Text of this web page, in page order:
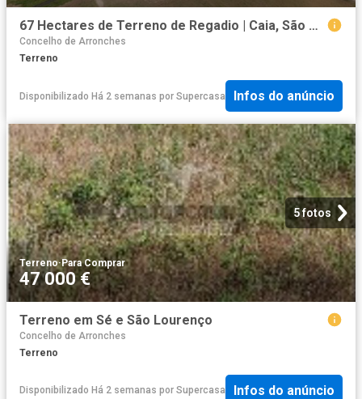
67 Hectares de Terreno de Regadio | Caia, São Pedro e Alcáçova Elvas
Concelho de Arronches
Terreno
Disponibilizado Há 2 semanas por Supercasa Infos do anúncio
5 fotos
Terreno·Para Comprar
47 000 €
Terreno em Sé e São Lourenço
Concelho de Arronches
Terreno
Disponibilizado Há 2 semanas por Supercasa Infos do anúncio